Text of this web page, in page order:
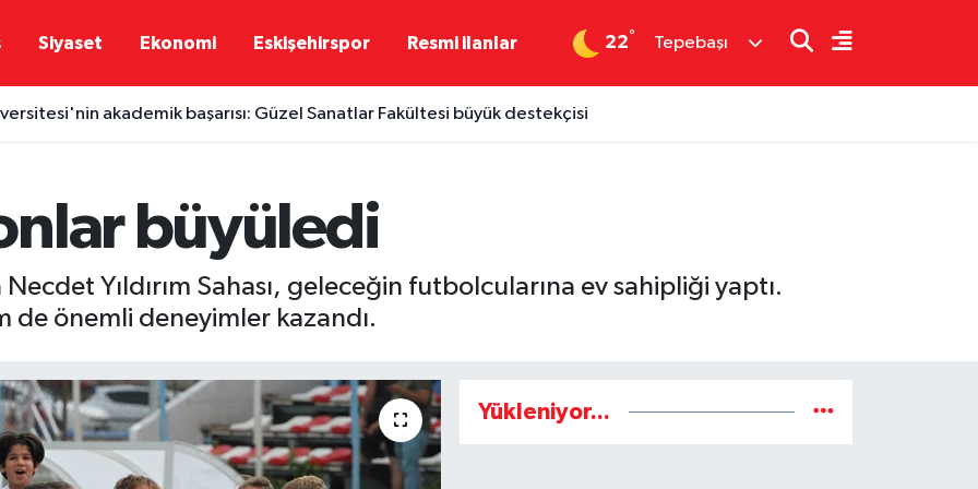
Siyaset Ekonomi Eskişehirspor Resmi ilanlar 22° Tepebaşı
akademik başarısı: Güzel Sanatlar Fakültesi büyük destekçisi
büyüledi
Yıldırım Sahası, geleceğin futbolcularına ev sahipliği yaptı.
önemli deneyimler kazandı.
Yükleniyor...